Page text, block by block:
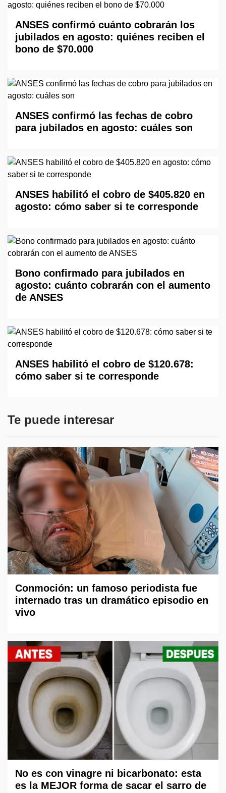
ANSES confirmó cuánto cobrarán los
jubilados en agosto: quiénes reciben el
bono de $70.000
ANSES confirmó las fechas de cobro
para jubilados en agosto: cuáles son
ANSES habilitó el cobro de $405.820 en
agosto: cómo saber si te corresponde
Bono confirmado para jubilados en
agosto: cuánto cobrarán con el aumento
de ANSES
ANSES habilitó el cobro de $120.678:
cómo saber si te corresponde
Te puede interesar
Conmoción: un famoso periodista fue
internado tras un dramático episodio en
vivo
No es con vinagre ni bicarbonato: esta
es la MEJOR forma de sacar el sarro de